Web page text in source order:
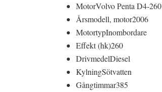
MotorVolvo Penta D4-260
Årsmodell, motor2006
MotortypInombordare
Effekt (hk)260
DrivmedelDiesel
KylningSötvatten
Gångtimmar385